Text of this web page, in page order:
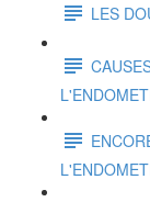
LES